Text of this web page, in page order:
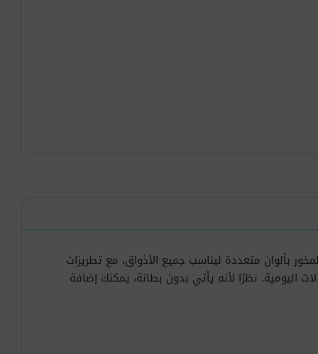
بألوان متعددة ليناسب جميع الأذواق، مع تطريزات
اليومية. نظرًا لأنه يأتي بدون بطانة، يمكنك إضافة